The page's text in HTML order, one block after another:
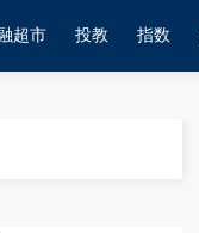
超市 投教 指数